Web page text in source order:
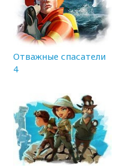
Отважные спасатели
4